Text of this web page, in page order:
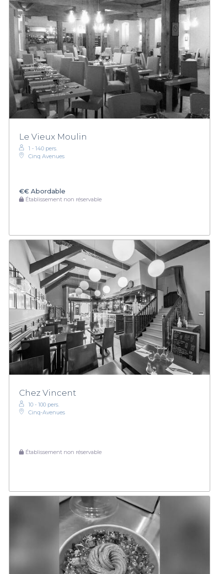
Le Vieux Moulin
1 - 140 pers.
Cinq Avenues
€€ Abordable
Établissement non réservable
Chez Vincent
10 - 100 pers.
Cinq-Avenues
Établissement non réservable